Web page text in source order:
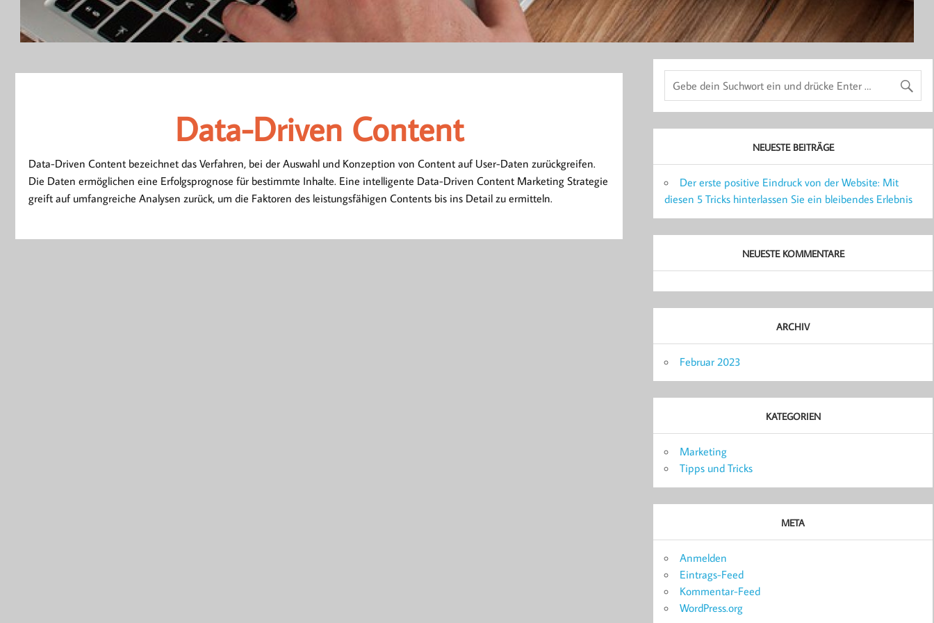
Data-Driven Content
Data-Driven Content bezeichnet das Verfahren, bei der Auswahl und Konzeption von Content auf User-Daten zurückgreifen.
Die Daten ermöglichen eine Erfolgsprognose für bestimmte Inhalte. Eine intelligente Data-Driven Content Marketing Strategie
greift auf umfangreiche Analysen zurück, um die Faktoren des leistungsfähigen Contents bis ins Detail zu ermitteln.
NEUESTE BEITRÄGE
Der erste positive Eindruck von der Website: Mit
diesen 5 Tricks hinterlassen Sie ein bleibendes Erlebnis
NEUESTE KOMMENTARE
ARCHIV
Februar 2023
KATEGORIEN
Marketing
Tipps und Tricks
META
Anmelden
Eintrags-Feed
Kommentar-Feed
WordPress.org